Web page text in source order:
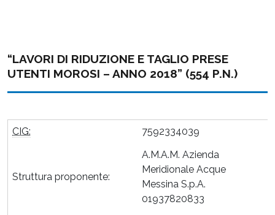
“LAVORI DI RIDUZIONE E TAGLIO PRESE
UTENTI MOROSI – ANNO 2018” (554 P.N.)
CIG: 7592334039
Struttura proponente:
A.M.A.M. Azienda
Meridionale Acque
Messina S.p.A.
01937820833